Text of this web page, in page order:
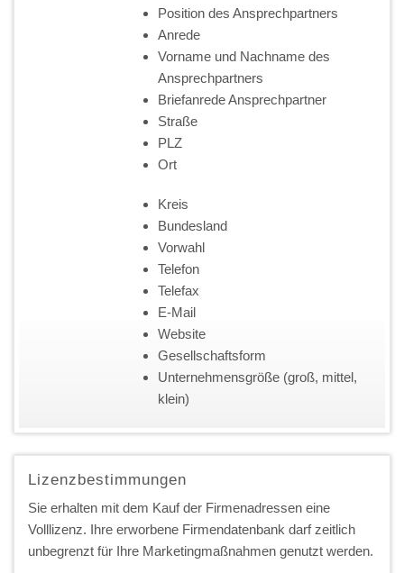
Position des Ansprechpartners
Anrede
Vorname und Nachname des
Ansprechpartners
Briefanrede Ansprechpartner
Straße
PLZ
Ort
Kreis
Bundesland
Vorwahl
Telefon
Telefax
E-Mail
Website
Gesellschaftsform
Unternehmensgröße (groß, mittel,
klein)
Lizenzbestimmungen
Sie erhalten mit dem Kauf der Firmenadressen eine
Volllizenz. Ihre erworbene Firmendatenbank darf zeitlich
unbegrenzt für Ihre Marketingmaßnahmen genutzt werden.